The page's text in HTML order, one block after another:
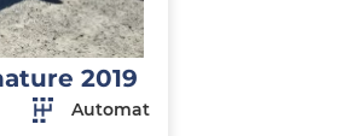
2019
Automat